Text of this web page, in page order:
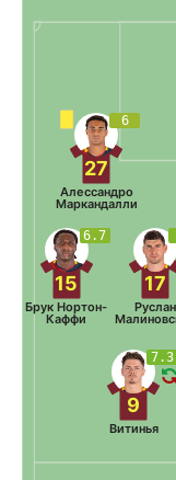
6
27
Алессандро
Маркандалли
17
Руслан
6.7
15
Брук Нортон-
Каффи
7.3
9
Витинья